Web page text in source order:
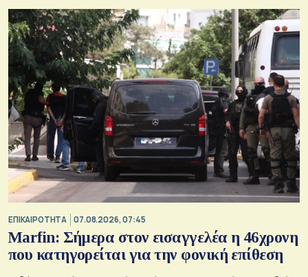
ΕΠΙΚΑΙΡΟΤΗΤΑ 07.08.2026, 07:45
Marfin: Σήμερα στον εισαγγελέα η 46χρονη
που κατηγορείται για την φονική επίθεση